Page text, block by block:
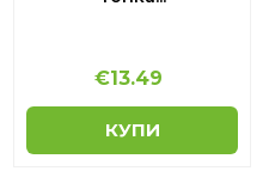
€13.49
КУПИ